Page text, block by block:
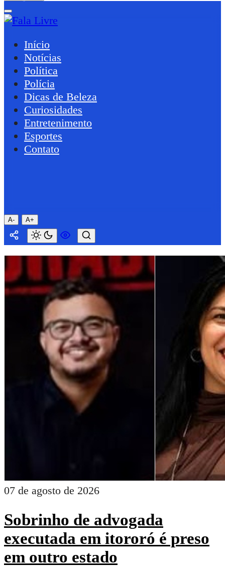
Início
Notícias
Política
Polícia
Dicas de Beleza
Curiosidades
Entretenimento
Esportes
Contato
A- A+
07 de agosto de 2026
Sobrinho de advogada
executada em itororó é preso
em outro estado